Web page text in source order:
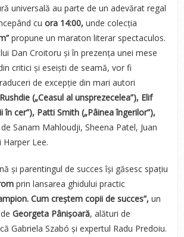
universală au parte de un adevărat regal
cu ora 14:00, unde colecția
propune un maraton literar spectaculos.
Dan Croitoru și în prezența unei mese
critici și eseiști de seamă, vor fi
de excepție din mari autori
(„Ceasul al unsprezecelea”), Elif
în cer”), Patti Smith („Pâinea îngerilor”),
Sanam Mahloudji, Sheena Patel, Juan
Harper Lee.
și parentingul de succes își găsesc spațiu
prin lansarea ghidului practic
Cum creștem copii de succes”, un
Georgeta Pânișoară, alături de
Gabriela Szabó și expertul Radu Predoiu.